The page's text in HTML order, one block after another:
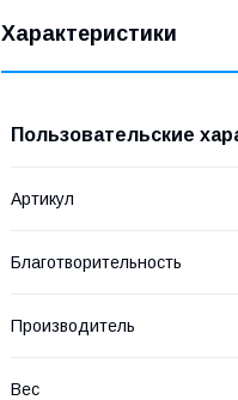
Характеристики
Пользовательские
Артикул
Благотворительность
Производитель
Вес